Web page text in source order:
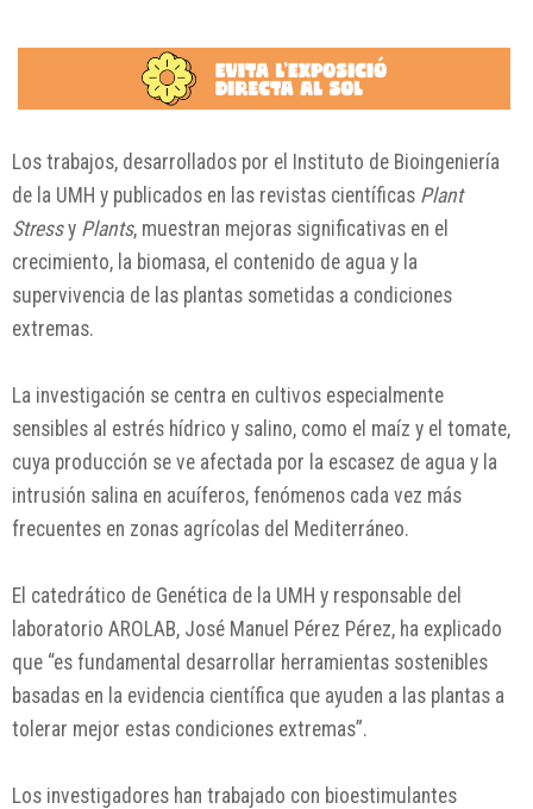
Los trabajos, desarrollados por el Instituto de Bioingeniería
de la UMH y publicados en las revistas científicas Plant
Stressy Plants, muestran mejoras significativas en el
crecimiento, la biomasa, el contenido de agua y la
supervivencia de las plantas sometidas a condiciones
extremas.
La investigación se centra en cultivos especialmente
sensibles al estrés hídrico y salino, como el maíz y el tomate,
cuya producción se ve afectada por la escasez de agua y la
intrusión salina en acuíferos, fenómenos cada vez más
frecuentes en zonas agrícolas del Mediterráneo.
El catedrático de Genética de la UMH y responsable del
laboratorio AROLAB, José Manuel Pérez Pérez, ha explicado
que “es fundamental desarrollar herramientas sostenibles
basadas en la evidencia científica que ayuden a las plantas a
tolerar mejor estas condiciones extremas”.
Los investigadores han trabajado con bioestimulantes